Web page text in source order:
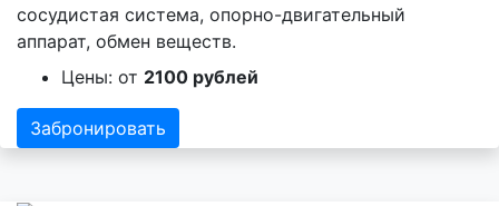
сосудистая система, опорно-двигательный
аппарат, обмен веществ.
Цены: от 2100 рублей
Забронировать